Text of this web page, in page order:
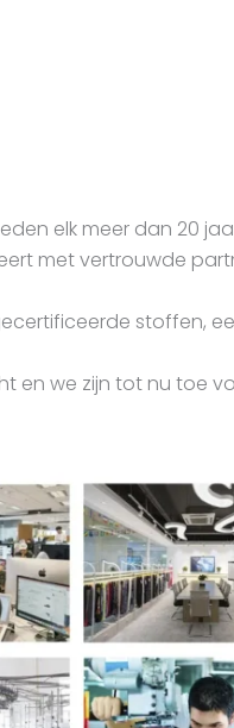
elk meer dan 20
met vertrouwde
stoffen,
en we zijn tot nu toe